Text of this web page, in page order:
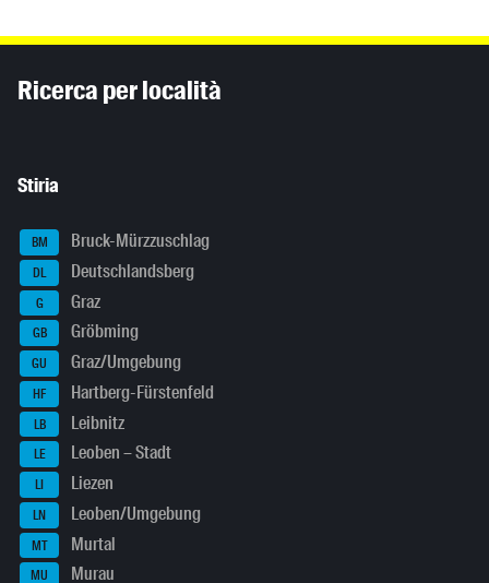
Ricerca per località
Stiria
BM Bruck-Mürzzuschlag
DL Deutschlandsberg
G Graz
GB Gröbming
GU Graz/Umgebung
HF Hartberg-Fürstenfeld
LB Leibnitz
LE Leoben – Stadt
LI Liezen
LN Leoben/Umgebung
MT Murtal
MU Murau